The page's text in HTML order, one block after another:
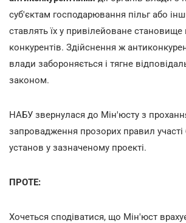
суб'єктам господарювання пільг або
ставлять їх у привілейоване становище
конкурентів. Здійснення ж
влади забороняється і тягне
законом.
НАБУ звернулася до Мін'юсту з
запровадження прозорих правил участі
установ у зазначеному проекті.
ПРОТЕ:
Хочеться сподіватися, що Мін'юст